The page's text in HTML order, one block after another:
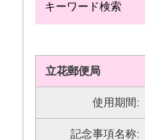
キーワード検索
立花郵便局
使用期間:
記念事項名称: